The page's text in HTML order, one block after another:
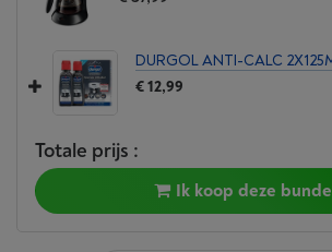
DURGOL ANTI-CALC
€ 12,99
Totale prijs :
Ik koop deze